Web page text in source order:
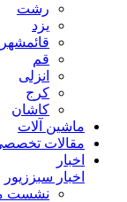
رشت
یزد
قائمشهر
قم
انزلی
کرج
کاشان
ماشین آلات
مقالات
اخبار
اخبار سبززیور
نشست